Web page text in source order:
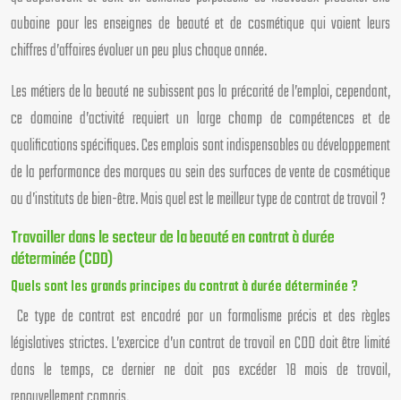
aubaine pour les enseignes de beauté et de cosmétique qui voient leurs
chiffres d’affaires évoluer un peu plus chaque année.
Les métiers de la beauté ne subissent pas la précarité de l’emploi, cependant,
ce domaine d’activité requiert un large champ de compétences et de
qualifications spécifiques. Ces emplois sont indispensables au développement
de la performance des marques au sein des surfaces de vente de cosmétique
ou d’instituts de bien-être. Mais quel est le meilleur type de contrat de travail ?
Travailler dans le secteur de la beauté en contrat à durée
déterminée (CDD)
Quels sont les grands principes du contrat à durée déterminée ?
Ce type de contrat est encadré par un formalisme précis et des règles
législatives strictes. L’exercice d’un contrat de travail en CDD doit être limité
dans le temps, ce dernier ne doit pas excéder 18 mois de travail,